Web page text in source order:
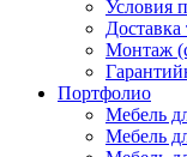
Условия
Доставка
Монтаж
Портфолио
Мебель
Мебель